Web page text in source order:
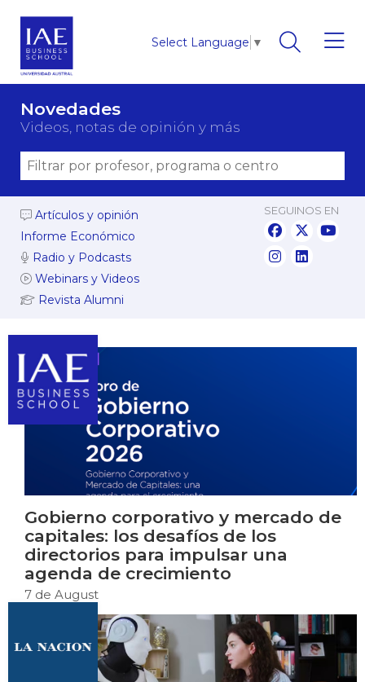
Select Language ▼
Novedades
Videos, notas de opinión y más
Artículos y opinión
Informe Económico
Radio y Podcasts
Webinars y Videos
Revista Alumni
SEGUINOS EN
Gobierno corporativo y mercado de
capitales: los desafíos de los
directorios para impulsar una
agenda de crecimiento
7 de August